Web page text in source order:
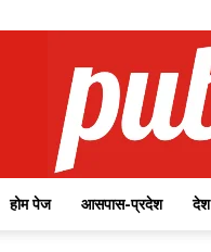
होम पेज आसपास-प्रदेश देश